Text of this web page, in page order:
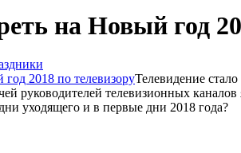
на Новый год
Телевидение
руководителей телевизионных
уходящего и в первые дни 2018 года?